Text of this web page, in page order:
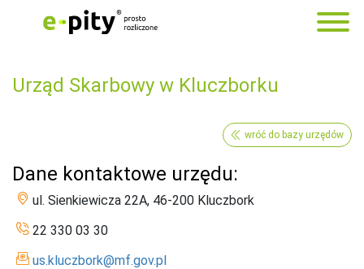
Urząd Skarbowy w Kluczborku
wróć do bazy urzędów
Dane kontaktowe urzędu:
ul. Sienkiewicza 22A, 46-200 Kluczbork
22 330 03 30
us.kluczbork@mf.gov.pl